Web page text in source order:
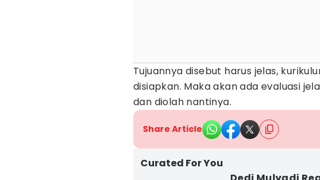
Tujuannya disebut harus jelas,
disiapkan. Maka akan ada evaluasi
dan diolah nantinya.
Share Article
Curated For You